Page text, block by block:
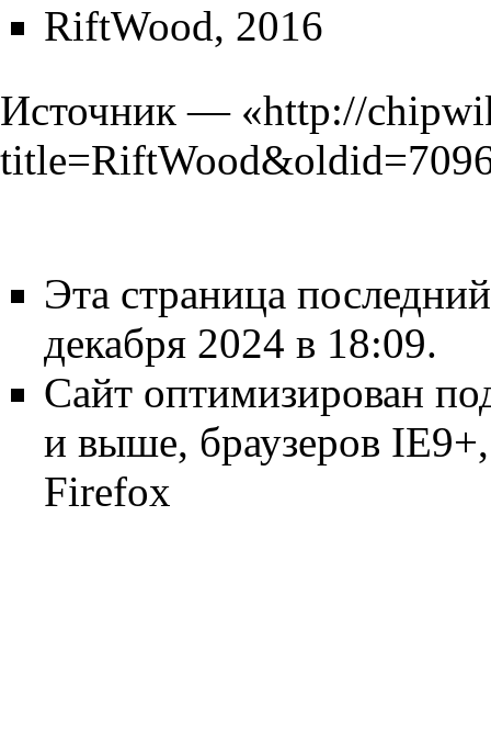
RiftWood, 2016
Источник — «http://
Эта страница
декабря 2024 в 18:09.
Сайт оптимизирован
и выше, браузеров
Firefox